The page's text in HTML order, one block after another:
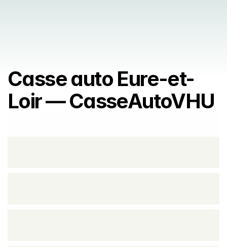
Casse auto Eure-et-
Loir — CasseAutoVHU